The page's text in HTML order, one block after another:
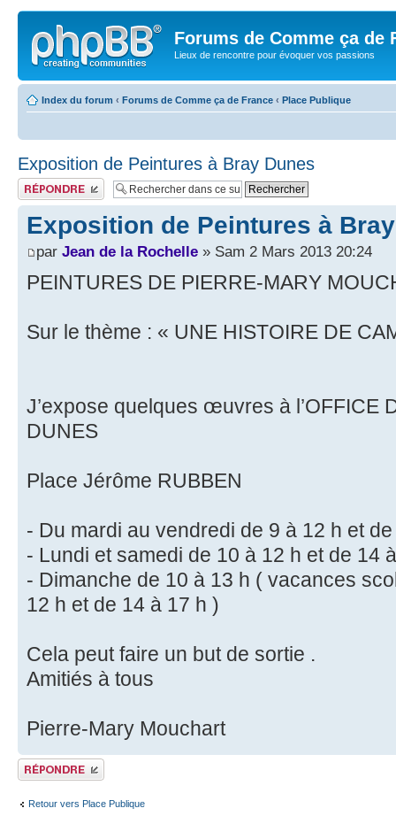
Forums de Comme ça de
Lieux de rencontre pour évoquer vos passions
Index du forum ‹ Forums de Comme ça de France ‹ Place Publique
Exposition de Peintures à Bray Dunes
Publier une réponse
Exposition de Peintures à
par Jean de la Rochelle » Sam 2 Mars 2013 20:24
PEINTURES DE PIERRE-MARY
Sur le thème : « UNE HISTOIRE DE
J’expose quelques œuvres à l’OFFICE
DUNES
Place Jérôme RUBBEN
- Du mardi au vendredi de 9 à 12 h et
- Lundi et samedi de 10 à 12 h et de 14
- Dimanche de 10 à 13 h ( vacances
12 h et de 14 à 17 h )
Cela peut faire un but de sortie .
Amitiés à tous
Pierre-Mary Mouchart
Publier une réponse
Retour vers Place Publique